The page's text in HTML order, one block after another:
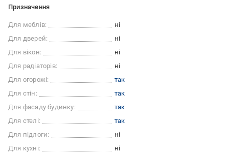
Призначення
Для меблів:
ні
Для дверей:
ні
Для вікон:
ні
Для радіаторів:
ні
Для огорожі:
так
Для стін:
так
Для фасаду будинку:
так
Для стелі:
так
Для підлоги:
ні
Для кухні:
ні